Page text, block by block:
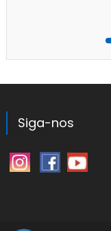
Siga-nos